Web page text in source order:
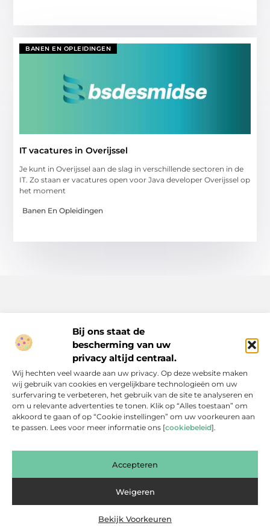
Bij ons staat de
bescherming van uw
privacy altijd centraal.
Wij hechten veel waarde aan uw privacy. Op deze website maken
wij gebruik van cookies en vergelijkbare technologieën om uw
surfervaring te verbeteren, het gebruik van de site te analyseren en
om u relevante advertenties te tonen. Klik op “Alles toestaan” om
akkoord te gaan of op “Cookie instellingen” om uw voorkeuren aan
te passen. Lees voor meer informatie ons [cookiebeleid].
Accepteren
Weigeren
Bekijk Voorkeuren
BANEN EN OPLEIDINGEN
IT vacatures in Overijssel
Je kunt in Overijssel aan de slag in verschillende sectoren in de
IT. Zo staan er vacatures open voor Java developer Overijssel op
het moment
Banen En Opleidingen
Inspiratie, tips en verhalen voor elk moment.
Ontdek een breed scala aan artikelen en blogs die je dagelijks
leven verrijken, van praktische adviezen tot boeiende verhalen.
Bericht categorie
Onze informatie
Cookiebeleid (EU)